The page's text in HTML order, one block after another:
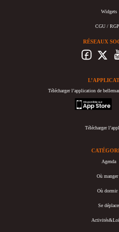
Widgets
CGU /
RÉSEAUX
Télécharger l’application de
appstore
Télécharger
Agenda
Où manger
Où dormir
Se